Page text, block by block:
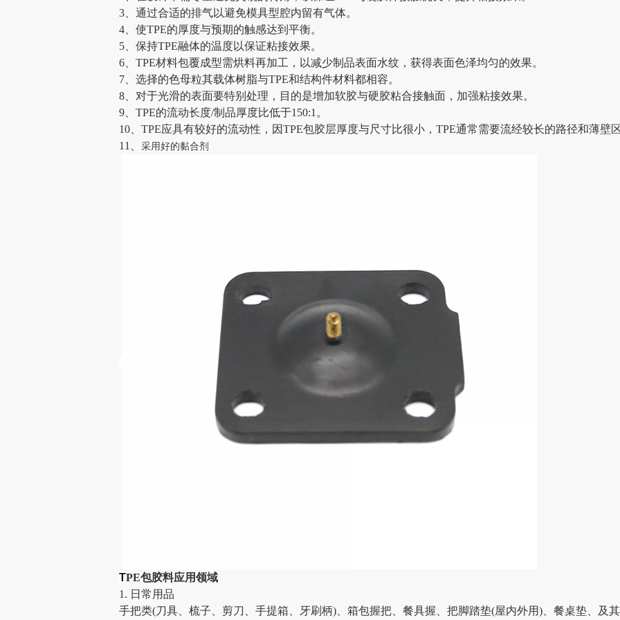
3、通过合适的排气以避免模具型腔内留有气体。
4、使TPE的厚度与预期的触感达到平衡。
5、保持TPE融体的温度以保证粘接效果。
6、TPE材料包覆成型需烘料再加工，以减少制品表面水纹，获得表面色泽均匀的效果。
7、选择的色母粒其载体树脂与TPE和结构件材料都相容。
8、对于光滑的表面要特别处理，目的是增加软胶与硬胶粘合接触面，加强粘接效果。
9、TPE的流动长度/制品厚度比低于150:1。
10、TPE应具有较好的流动性，因TPE包胶层厚度与尺寸比很小，TPE通常需要流经较长的路径和薄壁
11、 采用好的黏合剂
TPE包胶料应用领域
1. 日常用品
手把类(刀具、梳子、剪刀、手提箱、牙刷柄)、箱包握把、餐具握、把脚踏垫(屋内外用)、餐桌垫、及其